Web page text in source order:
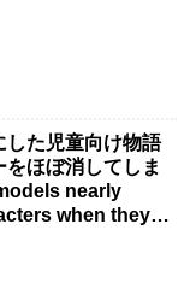
した児童向け物語
ほぼ消してしま
nearly
when they